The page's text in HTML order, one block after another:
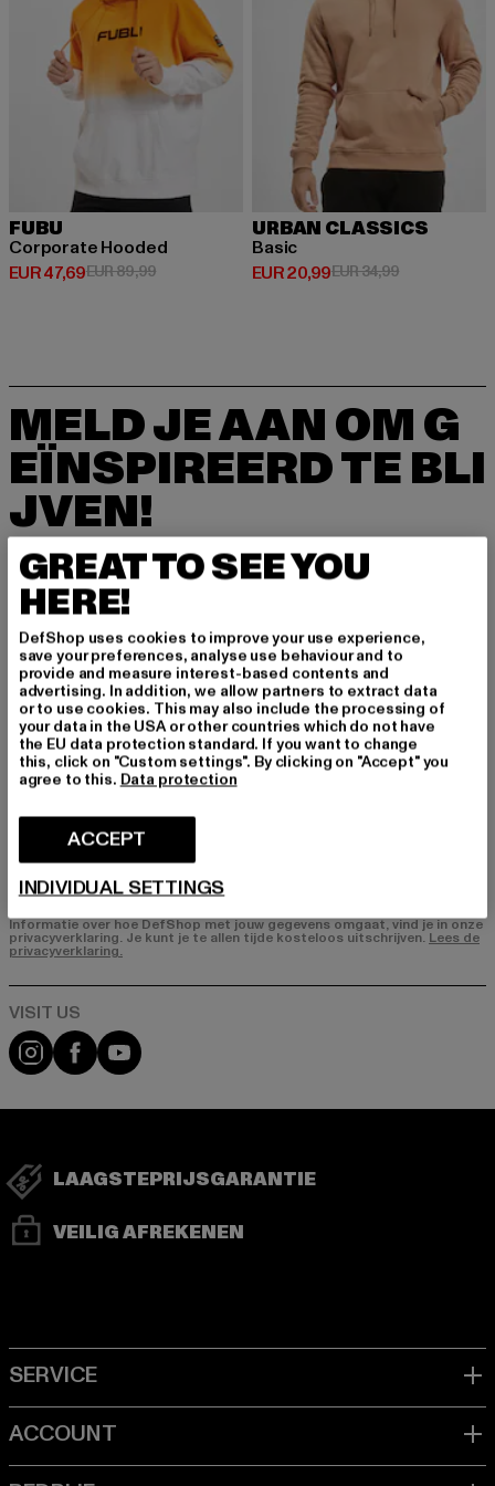
FUBU
Corporate Hooded
EUR 47,69
Huidige prijs: EUR 47,69
EUR 89,99Actieprijs: EUR 89,99
URBAN CLASSICS
Basic
EUR 20,99
Huidige prijs: EUR 20,99
EUR 34,99Actieprijs:
MELD JE AAN OM G
EÏNSPIREERD TE BLI
JVEN!
Meld je hier aan voor onze nieuwsbrief en ontv
ang in de toekomst informatie over actuele tre
nds, aanbiedingen en waardebonnen van DefS
hop per e-mail!
In welke producten bent u geïnteresseerd?
HEREN
DAMES
AANMELDEN
Informatie over hoe DefShop met jouw gegevens omgaat, vind je in onze
privacyverklaring. Je kunt je te allen tijde kosteloos uitschrijven. Lees de
privacyverklaring.
Visit our Instagram page:
Visit our Facebook page:
Visit our YouTube channel:
LAAGSTEPRIJSGARANTIE
VEILIG AFREKENEN
GREAT TO SEE YOU
HERE!
DefShop uses cookies to improve your use experience,
save your preferences, analyse use behaviour and to
provide and measure interest-based contents and
advertising. In addition, we allow partners to extract data
or to use cookies. This may also include the processing of
your data in the USA or other countries which do not have
the EU data protection standard. If you want to change
this, click on "Custom settings". By clicking on "Accept" you
agree to this. Data protection
ACCEPT
INDIVIDUAL SETTINGS